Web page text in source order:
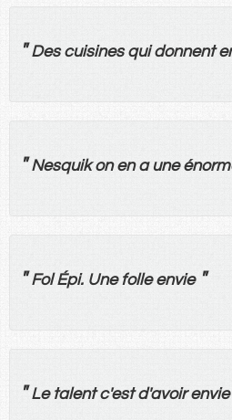
" Des cuisines qui donnent
"Nesquikon en a une
"Fol Épi. Une folle envie "
" Le talentc'estd'avoir envie